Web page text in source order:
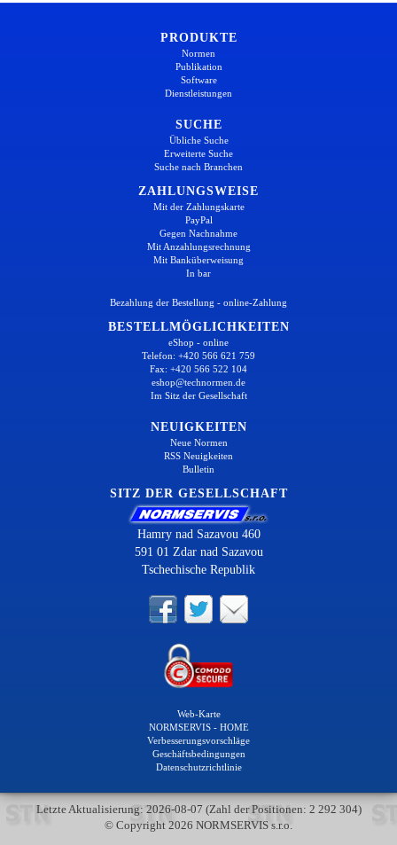
PRODUKTE
Normen
Publikation
Software
Dienstleistungen
SUCHE
Übliche Suche
Erweiterte Suche
Suche nach Branchen
ZAHLUNGSWEISE
Mit der Zahlungskarte
PayPal
Gegen Nachnahme
Mit Anzahlungsrechnung
Mit Banküberweisung
In bar
Bezahlung der Bestellung - online-Zahlung
BESTELLMÖGLICHKEITEN
eShop - online
Telefon: +420 566 621 759
Fax: +420 566 522 104
eshop@technormen.de
Im Sitz der Gesellschaft
NEUIGKEITEN
Neue Normen
RSS Neuigkeiten
Bulletin
SITZ DER GESELLSCHAFT
Hamry nad Sazavou 460
591 01 Zdar nad Sazavou
Tschechische Republik
Web-Karte
NORMSERVIS - HOME
Verbesserungsvorschläge
Geschäftsbedingungen
Datenschutzrichtlinie
Letzte Aktualisierung: 2026-08-07 (Zahl der Positionen: 2 292 304)
© Copyright 2026 NORMSERVIS s.r.o.